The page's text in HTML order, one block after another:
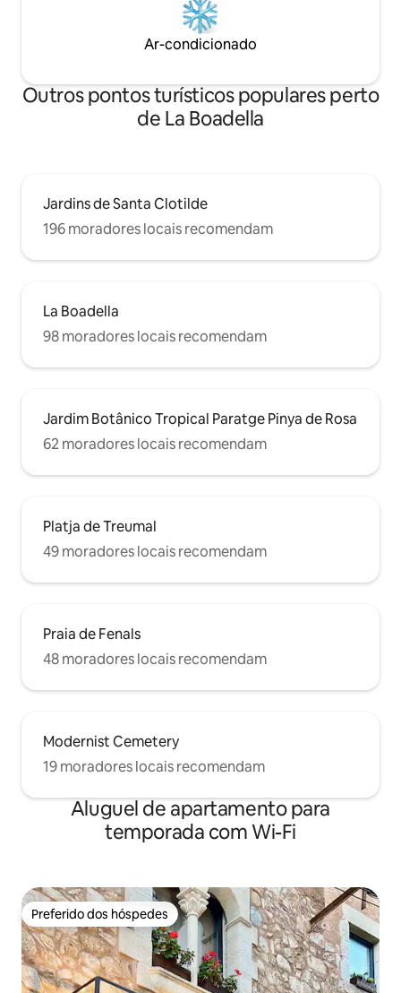
grande, existe la opción de reservar
también el apartamento gemelo que se
encuentra justo al lado.Ar-condicionado
Outros pontos turísticos populares perto
de La Boadella
Jardins de Santa Clotilde
196 moradores locais recomendam
La Boadella
98 moradores locais recomendam
Jardim Botânico Tropical Paratge Pinya de Rosa
62 moradores locais recomendam
Platja de Treumal
49 moradores locais recomendam
Praia de Fenals
48 moradores locais recomendam
Modernist Cemetery
19 moradores locais recomendam
Aluguel de apartamento para
temporada com Wi-Fi
Preferido dos hóspedes
Preferido dos hóspedes